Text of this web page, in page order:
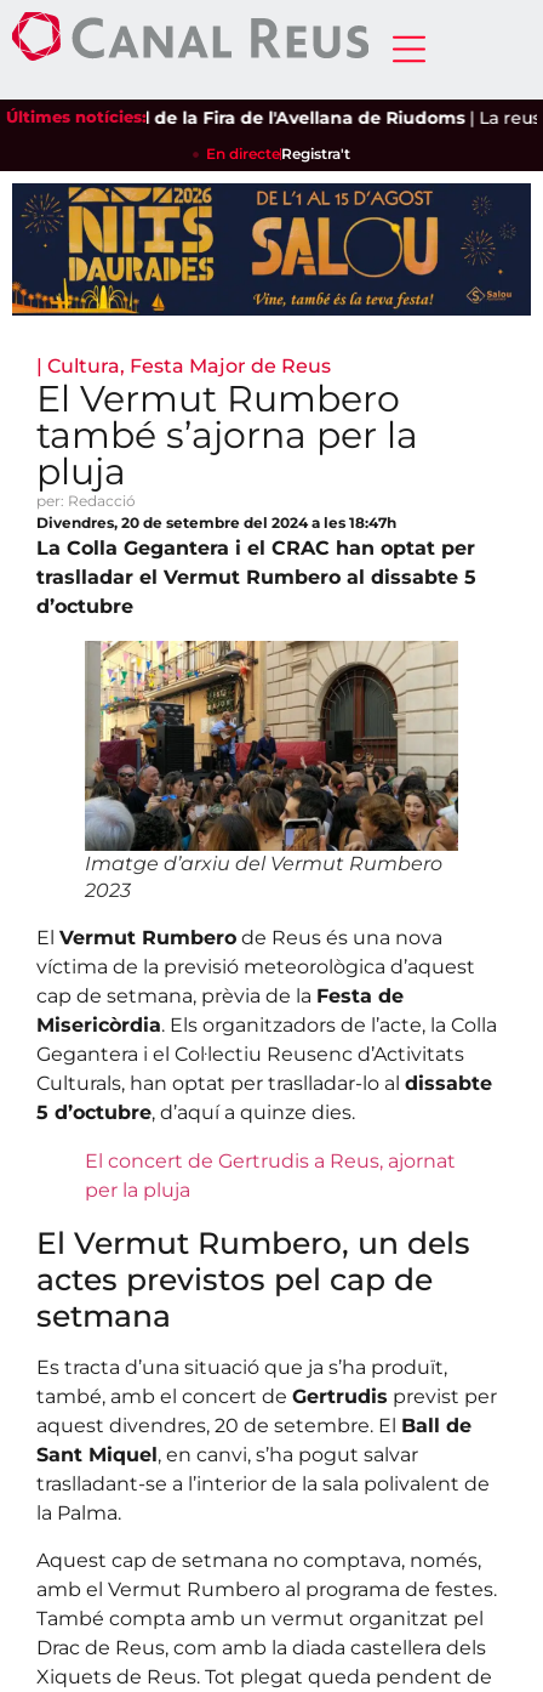
Últimes notícies:
eix central de la Fira de l'Avellana de Riudoms|La
En directeRegistra't
| Cultura, Festa Major de Reus
El Vermut Rumbero
també s’ajorna per la
pluja
per: Redacció
Divendres, 20 de setembre del 2024 a les 18:47h
La Colla Gegantera i el CRAC han optat per
traslladar el Vermut Rumbero al dissabte 5
d’octubre
Imatge d’arxiu del Vermut Rumbero
2023
El Vermut Rumbero de Reus és una nova
víctima de la previsió meteorològica d’aquest
cap de setmana, prèvia de la Festa de
Misericòrdia. Els organitzadors de l’acte, la Colla
Gegantera i el Col·lectiu Reusenc d’Activitats
Culturals, han optat per traslladar-lo al dissabte
5 d’octubre, d’aquí a quinze dies.
El concert de Gertrudis a Reus, ajornat
per la pluja
El Vermut Rumbero, un dels
actes previstos pel cap de
setmana
Es tracta d’una situació que ja s’ha produït,
també, amb el concert de Gertrudis previst per
aquest divendres, 20 de setembre. El Ball de
Sant Miquel, en canvi, s’ha pogut salvar
traslladant-se a l’interior de la sala polivalent de
la Palma.
Aquest cap de setmana no comptava, només,
amb el Vermut Rumbero al programa de festes.
També compta amb un vermut organitzat pel
Drac de Reus, com amb la diada castellera dels
Xiquets de Reus. Tot plegat queda pendent de